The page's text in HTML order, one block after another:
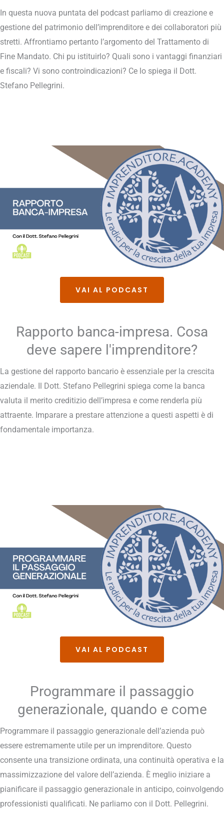
In questa nuova puntata del podcast parliamo di creazione e
gestione del patrimonio dell’imprenditore e dei collaboratori più
stretti. Affrontiamo pertanto l’argomento del Trattamento di
Fine Mandato. Chi pu istituirlo? Quali sono i vantaggi finanziari
e fiscali? Vi sono controindicazioni? Ce lo spiega il Dott.
Stefano Pellegrini.
VAI AL PODCAST
Rapporto banca-impresa. Cosa
deve sapere l'imprenditore?
La gestione del rapporto bancario è essenziale per la crescita
aziendale. Il Dott. Stefano Pellegrini spiega come la banca
valuta il merito creditizio dell’impresa e come renderla più
attraente. Imparare a prestare attenzione a questi aspetti è di
fondamentale importanza.
VAI AL PODCAST
Programmare il passaggio
generazionale, quando e come
Programmare il passaggio generazionale dell’azienda può
essere estremamente utile per un imprenditore. Questo
consente una transizione ordinata, una continuità operativa e la
massimizzazione del valore dell’azienda. È meglio iniziare a
pianificare il passaggio generazionale in anticipo, coinvolgendo
professionisti qualificati. Ne parliamo con il Dott. Pellegrini.